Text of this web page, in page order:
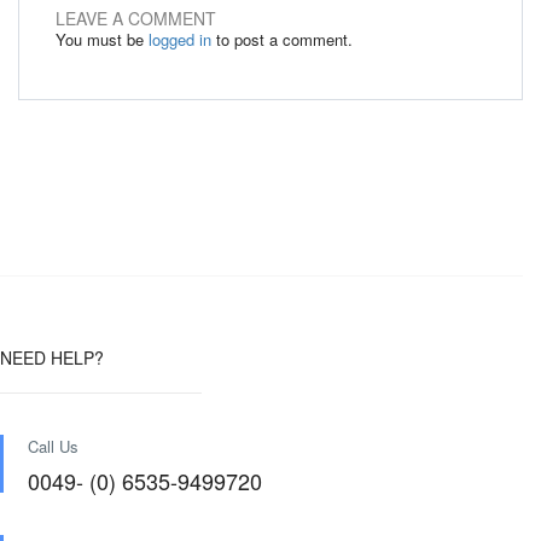
LEAVE A COMMENT
You must be logged in to post a comment.
NEED HELP?
Call Us
0049- (0) 6535-9499720